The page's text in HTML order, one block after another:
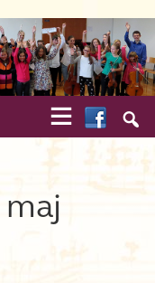


maj